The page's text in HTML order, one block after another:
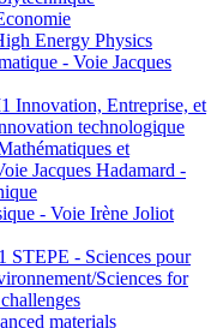
Energy Physics
- Voie Jacques
Innovation, Entreprise, et
technologique
et
Jacques Hadamard -
- Voie Irène Joliot
STEPE - Sciences pour
Sciences for
materials